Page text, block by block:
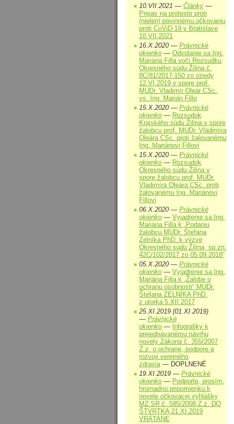
10.VII.2021 — Články —
Prejav na proteste proti
(nielen) povinnému očkovaniu
proti CoViD-19 v Bratislave
10.VII.2021
16.X.2020 — Právnické
okienko — Odvolanie sa Ing.
Mariána Filla voči Rozsudku
Okresného súdu Žilina č.
8C/81/2017-150 zo stredy
12.VI.2019 v spore prof.
MUDr. Vladimír Oleár CSc.
vs. Ing. Marián Fillo
15.X.2020 — Právnické
okienko — Rozsudok
Krajského súdu Žilina v spore
žalobcu prof. MUDr. Vladimíra
Oleára CSc. proti žalovanému
Ing. Mariánovi Fillovi
15.X.2020 — Právnické
okienko — Rozsudok
Okresného súdu Žilina v
spore žalobcu prof. MUDr.
Vladimíra Oleára CSc. proti
žalovanému Ing. Mariánovi
Fillovi
06.X.2020 — Právnické
okienko — Vyjadrenie sa Ing.
Mariána Filla k „Podaniu
žalobcu MUDr. Štefana
Zelníka PhD. k výzve
Okresného súdu Žilina, sp.zn.
42C/102/2017 zo 05.09.2018“
05.X.2020 — Právnické
okienko — Vyjadrenie sa Ing.
Mariána Filla k „Žalobe o
ochranu osobnosti“ MUDr.
Štefana ZELNÍKA PhD.
z utorka 5.XII.2017
25.XI.2019 (01.XI.2019)
— Právnické
okienko — Infografiky k
prejednávanému návrhu
novely Zákona č. 355/2007
Z.z. o ochrane, podpore a
rozvoji verejného
zdravia— DOPLNENÉ
19.XI.2019 — Právnické
okienko — Podporte, prosím,
hromadnú pripomienku k
novele očkovacej vyhlášky
MZ SR č. 585/2008 Z.z. DO
ŠTVRTKA 21.XI.2019
VRÁTANE